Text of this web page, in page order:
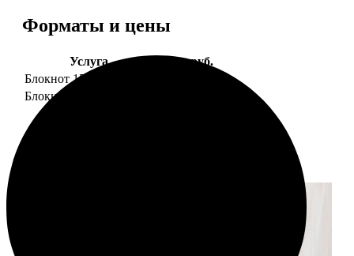
Форматы и цены
Услуга
Цена, руб.
Блокнот 15х20 клетка
Блокнот 15х20 линейка